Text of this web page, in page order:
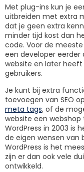
Met plug-ins kun je
uitbreiden met extra
dat je geen extra
minder tijd kost dan
code. Voor de
een developer
website en later heeft
gebruikers.
Je kunt bij extra
toevoegen van SEO
meta tags, of de
website een
WordPress in 2003 is
de eigen wensen van
WordPress is het
zijn er dan ook vele
ontwikkeld.